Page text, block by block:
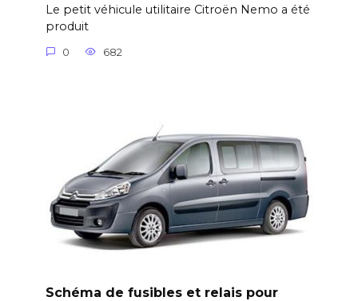
Le petit véhicule utilitaire Citroën Nemo a été
produit
0 682
Schéma de fusibles et relais pour